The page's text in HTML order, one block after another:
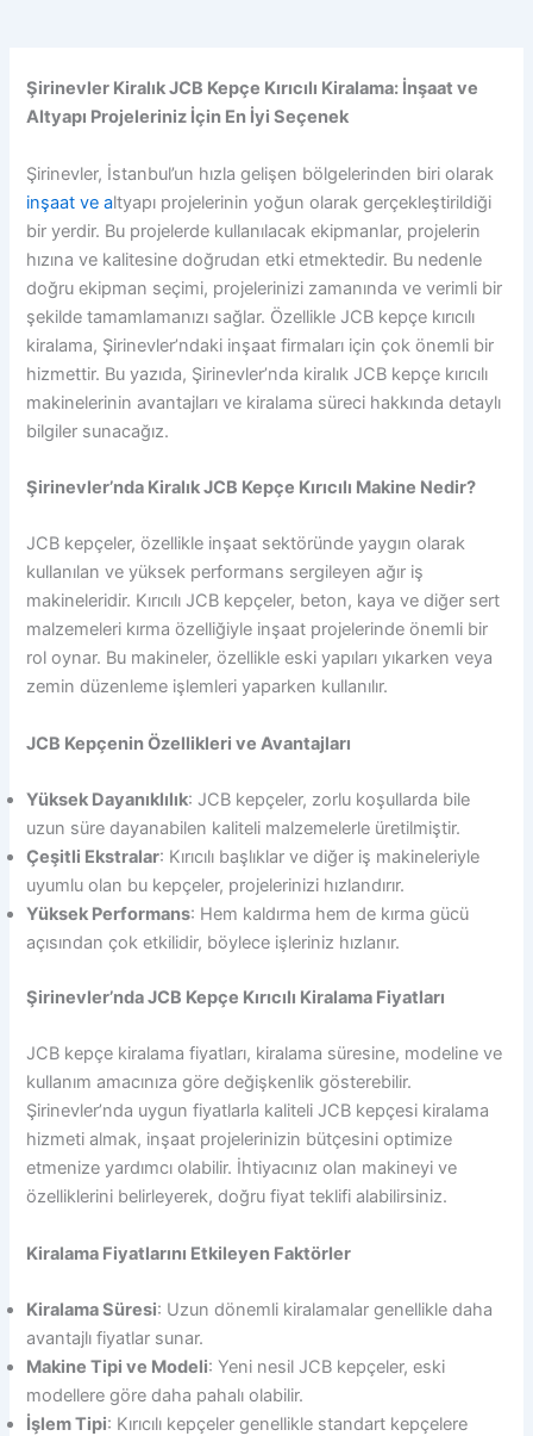
Şirinevler Kiralık JCB Kepçe Kırıcılı Kiralama: İnşaat ve
Altyapı Projeleriniz İçin En İyi Seçenek
Şirinevler, İstanbul’un hızla gelişen bölgelerinden biri olarak
inşaat ve altyapı projelerinin yoğun olarak gerçekleştirildiği
bir yerdir. Bu projelerde kullanılacak ekipmanlar, projelerin
hızına ve kalitesine doğrudan etki etmektedir. Bu nedenle
doğru ekipman seçimi, projelerinizi zamanında ve verimli bir
şekilde tamamlamanızı sağlar. Özellikle JCB kepçe kırıcılı
kiralama, Şirinevler’ndaki inşaat firmaları için çok önemli bir
hizmettir. Bu yazıda, Şirinevler’nda kiralık JCB kepçe kırıcılı
makinelerinin avantajları ve kiralama süreci hakkında detaylı
bilgiler sunacağız.
Şirinevler’nda Kiralık JCB Kepçe Kırıcılı Makine Nedir?
JCB kepçeler, özellikle inşaat sektöründe yaygın olarak
kullanılan ve yüksek performans sergileyen ağır iş
makineleridir. Kırıcılı JCB kepçeler, beton, kaya ve diğer sert
malzemeleri kırma özelliğiyle inşaat projelerinde önemli bir
rol oynar. Bu makineler, özellikle eski yapıları yıkarken veya
zemin düzenleme işlemleri yaparken kullanılır.
JCB Kepçenin Özellikleri ve Avantajları
Yüksek Dayanıklılık: JCB kepçeler, zorlu koşullarda bile
uzun süre dayanabilen kaliteli malzemelerle üretilmiştir.
Çeşitli Ekstralar: Kırıcılı başlıklar ve diğer iş makineleriyle
uyumlu olan bu kepçeler, projelerinizi hızlandırır.
Yüksek Performans: Hem kaldırma hem de kırma gücü
açısından çok etkilidir, böylece işleriniz hızlanır.
Şirinevler’nda JCB Kepçe Kırıcılı Kiralama Fiyatları
JCB kepçe kiralama fiyatları, kiralama süresine, modeline ve
kullanım amacınıza göre değişkenlik gösterebilir.
Şirinevler’nda uygun fiyatlarla kaliteli JCB kepçesi kiralama
hizmeti almak, inşaat projelerinizin bütçesini optimize
etmenize yardımcı olabilir. İhtiyacınız olan makineyi ve
özelliklerini belirleyerek, doğru fiyat teklifi alabilirsiniz.
Kiralama Fiyatlarını Etkileyen Faktörler
Kiralama Süresi: Uzun dönemli kiralamalar genellikle daha
avantajlı fiyatlar sunar.
Makine Tipi ve Modeli: Yeni nesil JCB kepçeler, eski
modellere göre daha pahalı olabilir.
İşlem Tipi: Kırıcılı kepçeler genellikle standart kepçelere